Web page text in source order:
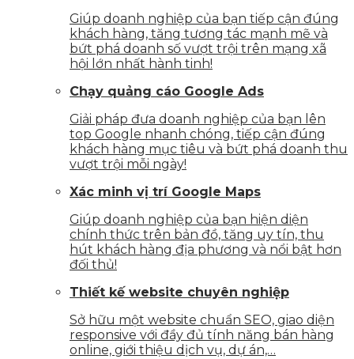
Giúp doanh nghiệp của bạn tiếp cận đúng
khách hàng, tăng tương tác mạnh mẽ và
bứt phá doanh số vượt trội trên mạng xã
hội lớn nhất hành tinh!
Chạy quảng cáo Google Ads
Giải pháp đưa doanh nghiệp của bạn lên
top Google nhanh chóng, tiếp cận đúng
khách hàng mục tiêu và bứt phá doanh thu
vượt trội mỗi ngày!
Xác minh vị trí Google Maps
Giúp doanh nghiệp của bạn hiện diện
chính thức trên bản đồ, tăng uy tín, thu
hút khách hàng địa phương và nổi bật hơn
đối thủ!
Thiết kế website chuyên nghiệp
Sở hữu một website chuẩn SEO, giao diện
responsive với đầy đủ tính năng bán hàng
online, giới thiệu dịch vụ, dự án,…